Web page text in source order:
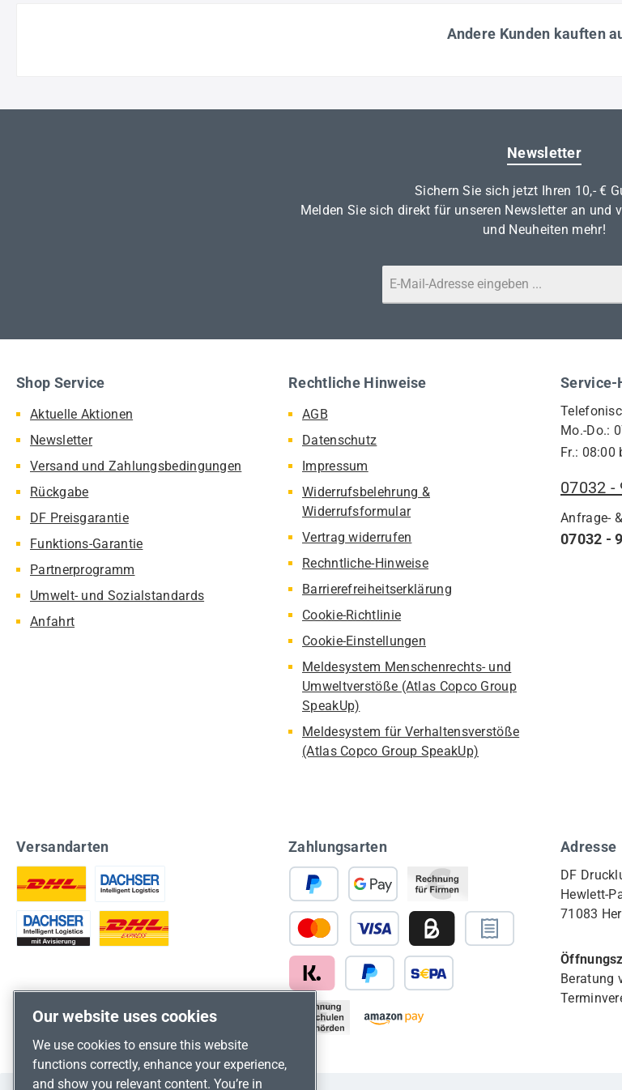
Andere Kunden kauften
Newsletter
Sichern Sie sich jetzt Ihren 10,- €
Melden Sie sich direkt für unseren Newsletter an und
und Neuheiten mehr!
Service-
Mo.-Do.:
Fr.: 08:00
07032 -
Anfrage-
07032 -
Shop Service
Aktuelle Aktionen
Newsletter
Versand und Zahlungsbedingungen
Rückgabe
DF Preisgarantie
Funktions-Garantie
Partnerprogramm
Umwelt- und Sozialstandards
Anfahrt
Rechtliche Hinweise
AGB
Datenschutz
Impressum
Widerrufsbelehrung &
Widerrufsformular
Vertrag widerrufen
Rechntliche-Hinweise
Barrierefreiheitserklärung
Cookie-Richtlinie
Cookie-Einstellungen
Meldesystem Menschenrechts- und
Umweltverstöße (Atlas Copco Group
SpeakUp)
Meldesystem für Verhaltensverstöße
(Atlas Copco Group SpeakUp)
Versandarten Zahlungsarten Adresse
DF
Hewlett-
71083
Beratung
Our website uses cookies
We use cookies to ensure this website
functions correctly, enhance your experience,
and show you relevant content. You’re in